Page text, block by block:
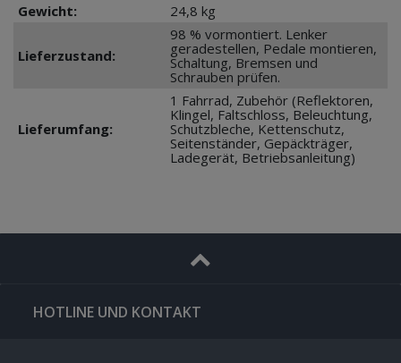
Gewicht:
24,8 kg
Lieferzustand:
98 % vormontiert. Lenker
geradestellen, Pedale montieren,
Schaltung, Bremsen und
Schrauben prüfen.
Lieferumfang:
1 Fahrrad, Zubehör (Reflektoren,
Klingel, Faltschloss, Beleuchtung,
Schutzbleche, Kettenschutz,
Seitenständer, Gepäckträger,
Ladegerät, Betriebsanleitung)
HOTLINE UND KONTAKT